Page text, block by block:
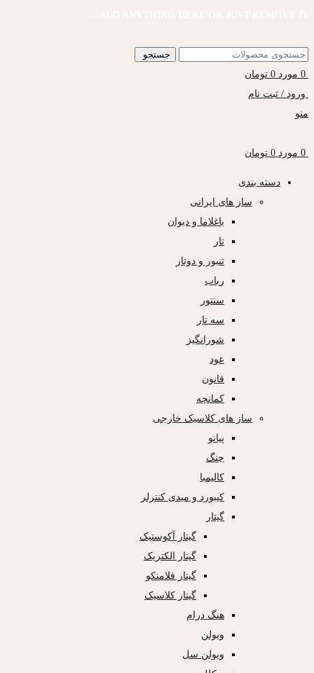
جستجو
0 مورد 0 تومان
ورود / ثبت نام
منو
0 مورد 0 تومان
دسته بندی
ساز های ایرانی
باغلاما و دیوان
تار
تنبور و دوتار
رباب
سنتور
سه تار
شورانگیز
عود
قانون
کمانچه
ساز های کلاسیک خارجی
پیانو
چنگ
کالیمبا
کیبورد و میدی کنترلر
گیتار
گیتار آکوستیک
گیتار الکتریک
گیتار فلامنکو
گیتار کلاسیک
هنگ درام
ویولن
ویولن سل